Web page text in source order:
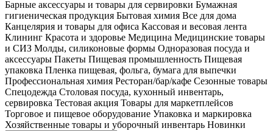
Барные аксессуары и товары для сервировки Бумажная
гигиеническая продукция Бытовая химия Все для дома
Канцелярия и товары для офиса Кассовая и весовая лента
Клининг Красота и здоровье Медицина Медицинские товары
и СИЗ Молды, силиконовые формы Одноразовая посуда и
аксессуары Пакеты Пищевая промышленность Пищевая
упаковка Пленка пищевая, фольга, бумага для выпечки
Профессиональная химия Ресторан/бар/кафе Сезонные товары
Спецодежда Столовая посуда, кухонный инвентарь,
сервировка Тестовая акция Товары для маркетплейсов
Торговое и пищевое оборудование Упаковка и маркировка
Хозяйственные товары и уборочный инвентарь Новинки